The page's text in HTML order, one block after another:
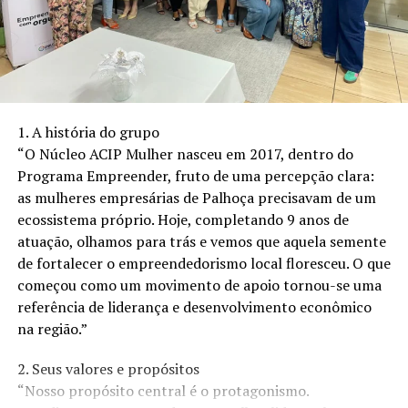
fundadora da Viven. “Com isso, os estudantes se
aprofundam em temas que julgam relevantes e
amplificam suas vozes e protagonismo”, complementa.
O trabalho da Viven teve origem na High Resolves,
viabilizar a educação cidadã por meio de metodologias
inovadoras na Austrália e em outros países espalhados
pelo mundo. O trabalho utiliza conceitos da
neurociência, Teoria dos Jogos e Economia
Comportamental, com resultados comprovados na
prática. Atualmente, a High Resolves e a Viven fazem
parte da Accelerator, uma organização mundial.
“A proposta da Viven é promover a educação cidadã, por
meio de vivências, pois acreditamos que é preciso sentir
jogos, roda de conversa e outras experiências para que
os estudantes ampliem o seu olhar sobre a sociedade e
1. A história do grupo
“O Núcleo ACIP Mulher nasceu em 2017, dentro do
Programa Empreender, fruto de uma percepção clara:
as mulheres empresárias de Palhoça precisavam de um
ecossistema próprio. Hoje, completando 9 anos de
atuação, olhamos para trás e vemos que aquela semente
de fortalecer o empreendedorismo local floresceu. O que
começou como um movimento de apoio tornou-se uma
referência de liderança e desenvolvimento econômico
na região.”
2. Seus valores e propósitos
“Nosso propósito central é o protagonismo.